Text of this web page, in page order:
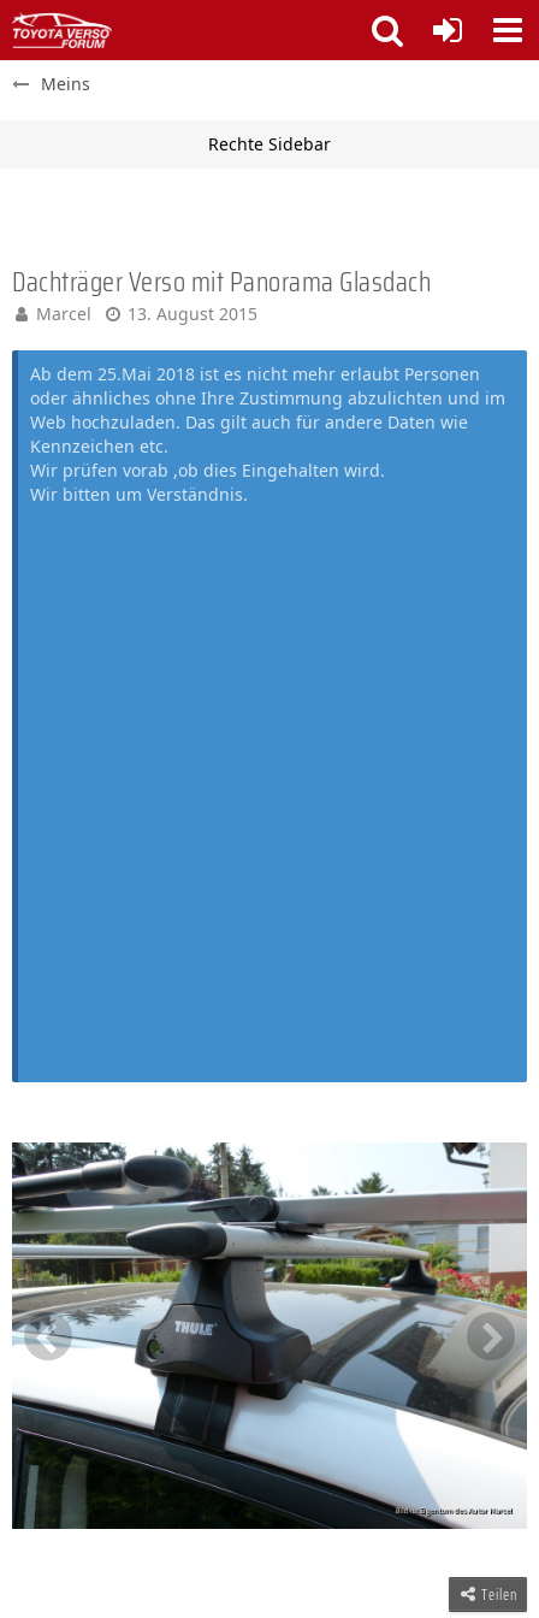
Meins
Dachträger Verso mit Panorama Glasdach
Marcel 13. August 2015
Ab dem 25.Mai 2018 ist es nicht mehr erlaubt Personen
oder ähnliches ohne Ihre Zustimmung abzulichten und im
Web hochzuladen. Das gilt auch für andere Daten wie
Kennzeichen etc.
Wir prüfen vorab ,ob dies Eingehalten wird.
Wir bitten um Verständnis.
Teilen